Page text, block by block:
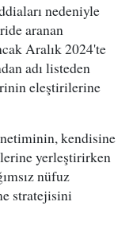
nedeniyle
aranan
Aralık 2024'te
adı listeden
eleştirilerine
kendisine
yerleştirirken
nüfuz
stratejisini